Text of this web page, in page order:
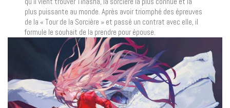
plus puissante au monde. Après avoir triomphé des épreuves
de la « Tour de la Sorcière » et passé un contrat avec elle, il
formule le souhait de la prendre pour épouse.